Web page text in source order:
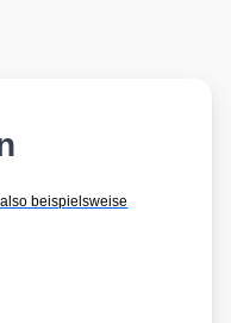
beispielsweise